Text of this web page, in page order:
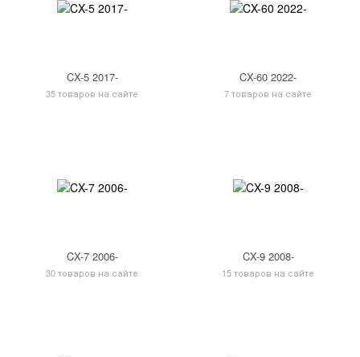
CX-5 2017-
35 товаров на сайте
CX-60 2022-
7 товаров на сайте
CX-7 2006-
30 товаров на сайте
CX-9 2008-
15 товаров на сайте